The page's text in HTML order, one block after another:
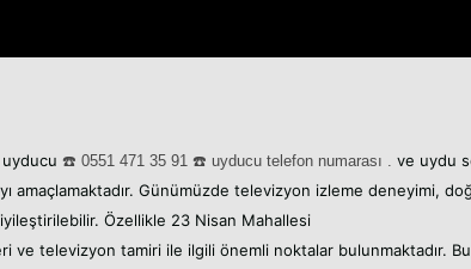
uyducu ☎️ 0551 471 35 91 ☎️ uyducu telefon numarası . ve uydu
amaçlamaktadır. Günümüzde televizyon izleme deneyimi,
Özellikle 23 Nisan Mahallesi
ve televizyon tamiri ile ilgili önemli noktalar bulunmaktadır. Bu